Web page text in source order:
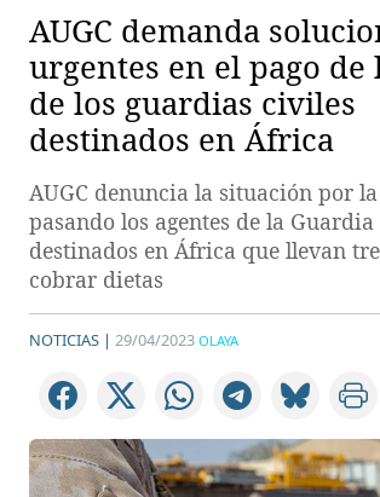
AUGC demanda
urgentes en el pago de
de los guardias civiles
destinados en África
AUGC denuncia la situación por
pasando los agentes de la
destinados en África que llevan
cobrar dietas
NOTICIAS | 29/04/2023 OLAYA